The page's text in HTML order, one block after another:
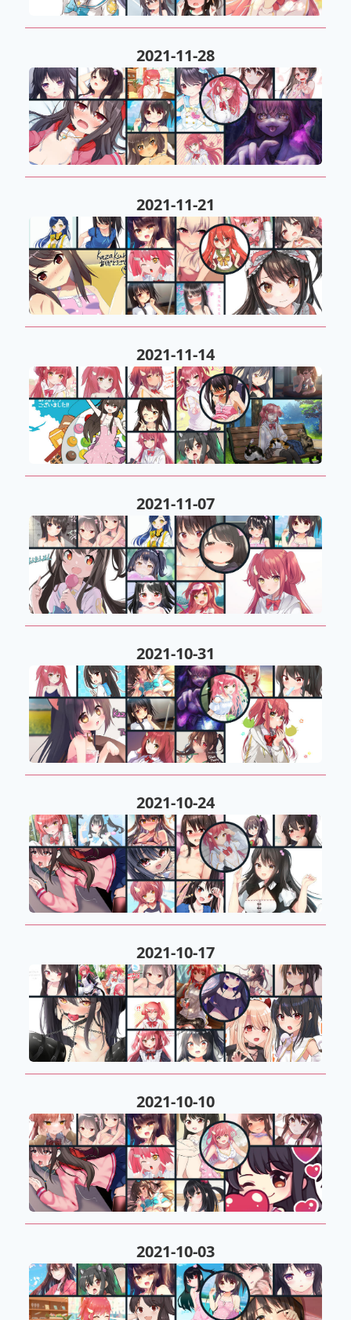
2021-11-28
2021-11-21
2021-11-14
2021-11-07
2021-10-31
2021-10-24
2021-10-17
2021-10-10
2021-10-03